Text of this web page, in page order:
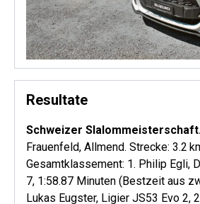
Resultate
Schweizer
Frauenfeld, Allmend. Strecke: 3.2
Gesamtklassement: 1. Philip Egli,
7, 1:58.87 Minuten (Bestzeit aus
Lukas Eugster, Ligier JS53 Evo 2,